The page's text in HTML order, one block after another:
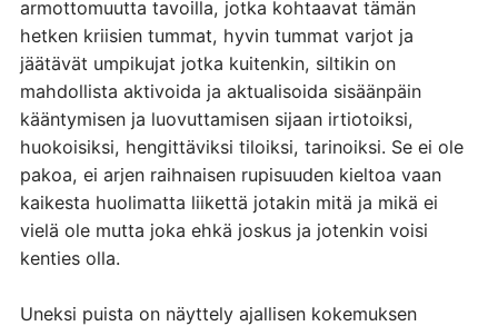
armottomuutta tavoilla, jotka kohtaavat tämän
hetken kriisien tummat, hyvin tummat varjot ja
jäätävät umpikujat jotka kuitenkin, siltikin on
mahdollista aktivoida ja aktualisoida sisäänpäin
kääntymisen ja luovuttamisen sijaan irtiotoiksi,
huokoisiksi, hengittäviksi tiloiksi, tarinoiksi. Se ei ole
pakoa, ei arjen raihnaisen rupisuuden kieltoa vaan
kaikesta huolimatta liikettä jotakin mitä ja mikä ei
vielä ole mutta joka ehkä joskus ja jotenkin voisi
kenties olla.
Uneksi puista on näyttely ajallisen kokemuksen